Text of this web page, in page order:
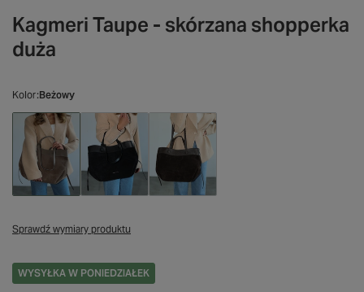
Kagmeri Taupe - skórzana shopperka
duża
Kolor Beżowy
Sprawdź wymiary produktu
WYSYŁKA W PONIEDZIAŁEK